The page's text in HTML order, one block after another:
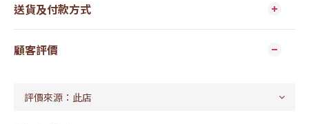
送貨及付款方式
顧客評價